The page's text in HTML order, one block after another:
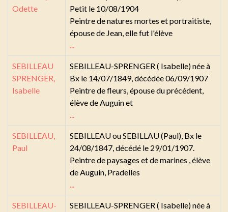
Odette
Petit le 10/08/1904
Peintre de natures mortes et portraitiste,
épouse de Jean, elle fut l'élève
SEBILLEAU
SPRENGER,
Isabelle
SEBILLEAU-SPRENGER ( Isabelle) née à
Bx le 14/07/1849, décédée 06/09/1907
Peintre de fleurs, épouse du précédent,
élève de Auguin et
SEBILLEAU,
Paul
SEBILLEAU ou SEBILLAU (Paul), Bx le
24/08/1847, décédé le 29/01/1907.
Peintre de paysages et de marines , élève
de Auguin, Pradelles
SEBILLEAU-
SEBILLEAU-SPRENGER ( Isabelle) née à